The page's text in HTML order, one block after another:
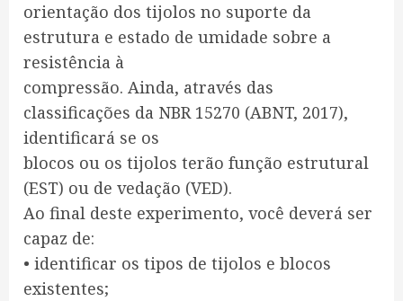
orientação dos tijolos no suporte da
estrutura e estado de umidade sobre a
resistência à
compressão. Ainda, através das
classificações da NBR 15270 (ABNT, 2017),
identificará se os
blocos ou os tijolos terão função estrutural
(EST) ou de vedação (VED).
Ao final deste experimento, você deverá ser
capaz de:
• identificar os tipos de tijolos e blocos
existentes;